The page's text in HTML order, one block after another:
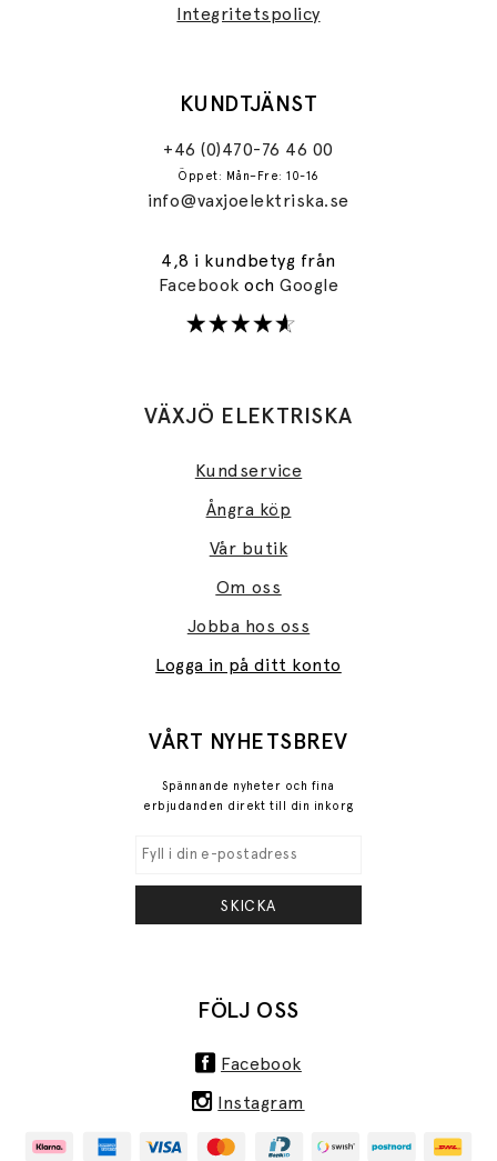
Integritetspolicy
KUNDTJÄNST
+46 (0)470-76 46 00
Öppet: Mån–Fre: 10-16
info@vaxjoelektriska.se
4,8 i kundbetyg från
FacebookochGoogle
VÄXJÖ ELEKTRISKA
Kundservice
Ångra köp
Vår butik
Om oss
Jobba hos oss
Logga in på ditt konto
VÅRT NYHETSBREV
Spännande nyheter och fina
erbjudanden direkt till din inkorg
SKICKA
FÖLJ OSS
Facebook
Instagram